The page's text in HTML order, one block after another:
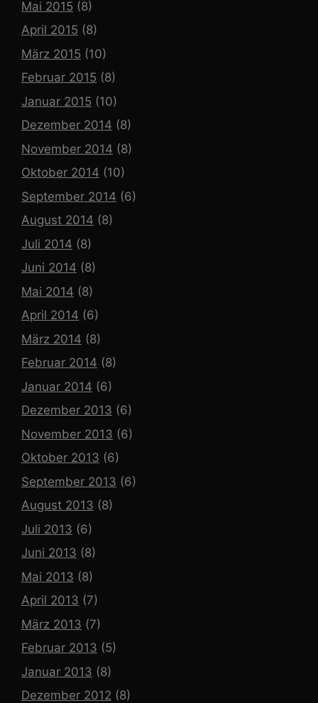
Mai 2015 (8)
April 2015 (8)
März 2015 (10)
Februar 2015 (8)
Januar 2015 (10)
Dezember 2014 (8)
November 2014 (8)
Oktober 2014 (10)
September 2014 (6)
August 2014 (8)
Juli 2014 (8)
Juni 2014 (8)
Mai 2014 (8)
April 2014 (6)
März 2014 (8)
Februar 2014 (8)
Januar 2014 (6)
Dezember 2013 (6)
November 2013 (6)
Oktober 2013 (6)
September 2013 (6)
August 2013 (8)
Juli 2013 (6)
Juni 2013 (8)
Mai 2013 (8)
April 2013 (7)
März 2013 (7)
Februar 2013 (5)
Januar 2013 (8)
Dezember 2012 (8)